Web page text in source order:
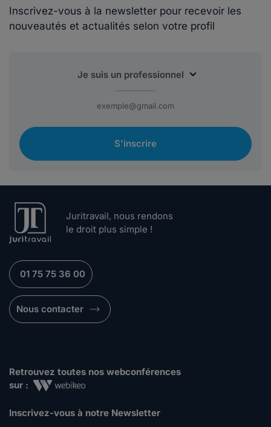
Inscrivez-vous à la newsletter pour recevoir les
nouveautés et actualités selon votre profil
S'inscrire
Juritravail, nous rendons
le droit plus simple !
01 75 75 36 00
Nous contacter
Retrouvez toutes nos webconférences
sur :
Inscrivez-vous à notre Newsletter